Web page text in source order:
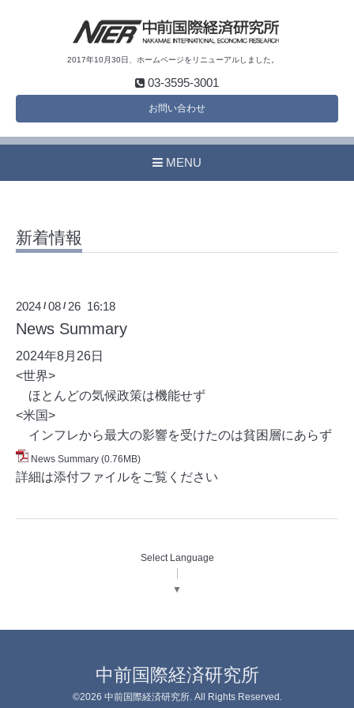
2017年10月30日、ホームページをリニューアルしました。
03-3595-3001
お問い合わせ
MENU
新着情報
2024 /08 / 26 16:18
News Summary
2024年8月26日
<世界>
ほとんどの気候政策は機能せず
<米国>
インフレから最大の影響を受けたのは貧困層にあらず
News Summary (0.76MB)
詳細は添付ファイルをご覧ください
Select Language
▼
中前国際経済研究所
©2026 中前国際経済研究所. All Rights Reserved.